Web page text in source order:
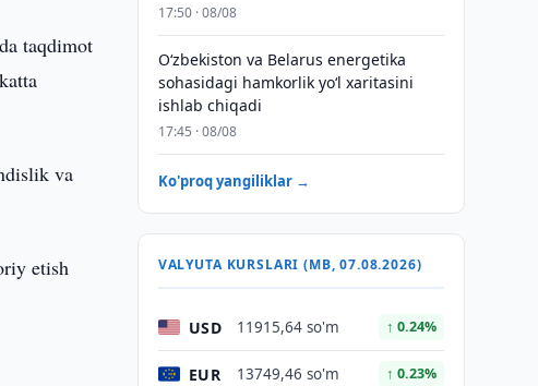
taqdimot
va
etish
17:50 · 08/08
Oʻzbekiston va Belarus energetika
sohasidagi hamkorlik yoʻl xaritasini
ishlab chiqadi
17:45 · 08/08
Ko'proq yangiliklar →
VALYUTA KURSLARI (MB, 07.08.2026)
USD 11915,64 so'm ↑ 0.24%
EUR 13749,46 so'm ↑ 0.23%